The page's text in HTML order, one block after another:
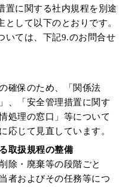
置に関する社内規程を別途
して以下のとおりです。
いては、下記9.のお問合せ
確保のため、「関係法
、「安全管理措置に関す
処理の窓口」等について
応じて見直しています。
取扱規程の整備
除・廃棄等の段階ごと
者およびその任務等につ